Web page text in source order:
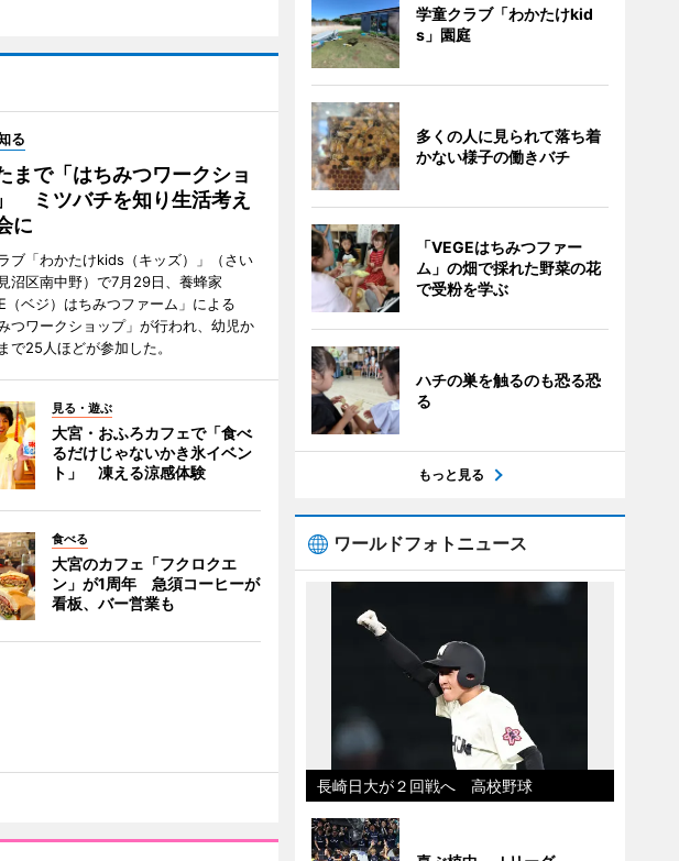
る
まで「はちみつワークショ
ミツバチを知り生活考え
に
ブ「わかたけkids（キッズ）」（さい
沼区南中野）で7月29日、養蜂家
（ベジ）はちみつファーム」による
つワークショップ」が行われ、幼児か
で25人ほどが参加した。
見る・遊ぶ
大宮・おふろカフェで「食べ
るだけじゃないかき氷イベン
ト」 凍える涼感体験
食べる
大宮のカフェ「フクロクエ
ン」が1周年 急須コーヒーが
看板、バー営業も
学童クラブ「わかたけkid
s」園庭
多くの人に見られて落ち着
かない様子の働きバチ
「VEGEはちみつファー
ム」の畑で採れた野菜の花
で受粉を学ぶ
ハチの巣を触るのも恐る恐
る
もっと見る
ワールドフォトニュース
長崎日大が２回戦へ 高校野球